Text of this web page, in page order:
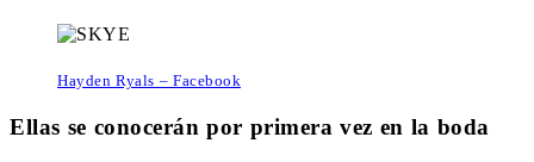
Hayden Ryals – Facebook
Ellas se conocerán por primera vez en la boda